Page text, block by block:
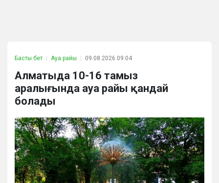
Басты бет Ауа райы 09.08.2026 09:04
Алматыда 10-16 тамыз
аралығында ауа райы қандай
болады